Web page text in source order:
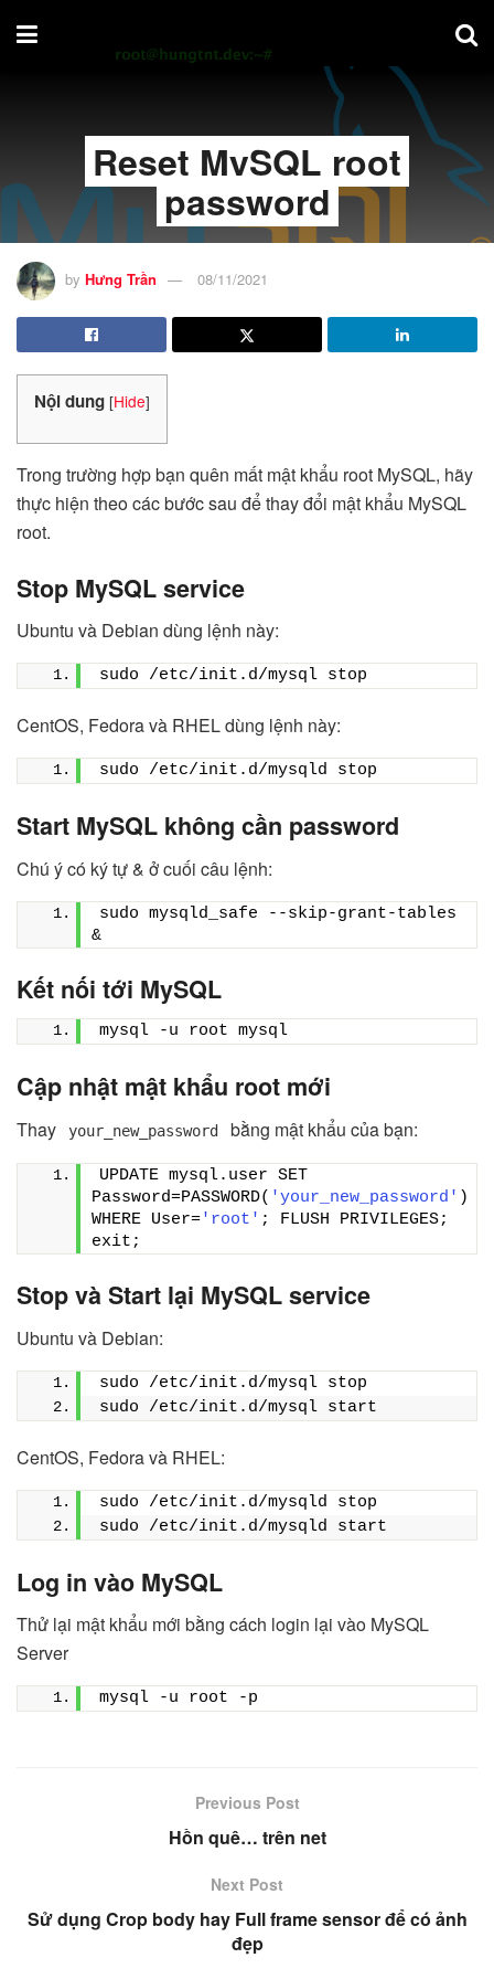
Reset MySQL root
password
by Hưng Trần 08/11/2021
Nội dung [Hide]
Trong trường hợp bạn quên mất mật khẩu root MySQL, hãy
thực hiện theo các bước sau để thay đổi mật khẩu MySQL
root.
Stop MySQL service
Ubuntu và Debian dùng lệnh này:
sudo /etc/init.d/mysql stop
CentOS, Fedora và RHEL dùng lệnh này:
sudo /etc/init.d/mysqld stop
Start MySQL không cần password
Chú ý có ký tự & ở cuối câu lệnh:
sudo mysqld_safe --skip-grant-tables
&
Kết nối tới MySQL
mysql -u root mysql
Cập nhật mật khẩu root mới
Thay your_new_password bằng mật khẩu của bạn:
UPDATE mysql.user SET
Password=PASSWORD( 'your_new_password' )
WHERE User='root' ; FLUSH PRIVILEGES;
exit;
Stop và Start lại MySQL service
Ubuntu và Debian:
sudo /etc/init.d/mysql stop
sudo /etc/init.d/mysql start
CentOS, Fedora và RHEL:
sudo /etc/init.d/mysqld stop
sudo /etc/init.d/mysqld start
Log in vào MySQL
Thử lại mật khẩu mới bằng cách login lại vào MySQL
Server
mysql -u root -p
Previous Post
Hồn quê… trên net
Next Post
Sử dụng Crop body hay Full frame sensor để có ảnh
đẹp